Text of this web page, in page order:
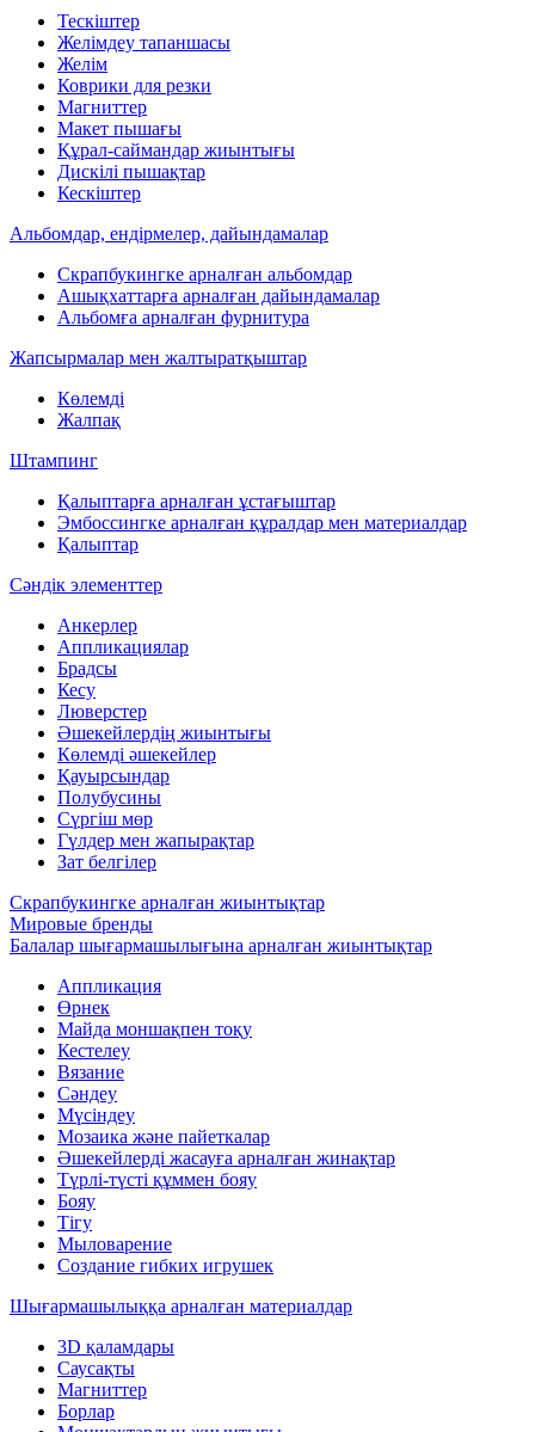
Тескіштер
Желімдеу тапаншасы
Желім
Коврики для резки
Магниттер
Макет пышағы
Құрал-саймандар жиынтығы
Дискілі пышақтар
Кескіштер
Альбомдар, ендірмелер, дайындамалар
Скрапбукингке арналған альбомдар
Ашықхаттарға арналған дайындамалар
Альбомға арналған фурнитура
Жапсырмалар мен жалтыратқыштар
Көлемді
Жалпақ
Штампинг
Қалыптарға арналған ұстағыштар
Эмбоссингке арналған құралдар мен материалдар
Қалыптар
Сәндік элементтер
Анкерлер
Аппликациялар
Брадсы
Кесу
Люверстер
Әшекейлердің жиынтығы
Көлемді әшекейлер
Қауырсындар
Полубусины
Сүргіш мөр
Гүлдер мен жапырақтар
Зат белгілер
Скрапбукингке арналған жиынтықтар
Мировые бренды
Балалар шығармашылығына арналған жиынтықтар
Аппликация
Өрнек
Майда моншақпен тоқу
Кестелеу
Вязание
Сәндеу
Мүсіндеу
Мозаика және пайеткалар
Әшекейлерді жасауға арналған жинақтар
Түрлі-түсті құммен бояу
Бояу
Тігу
Мыловарение
Создание гибких игрушек
Шығармашылыққа арналған материалдар
3D қаламдары
Саусақты
Магниттер
Борлар